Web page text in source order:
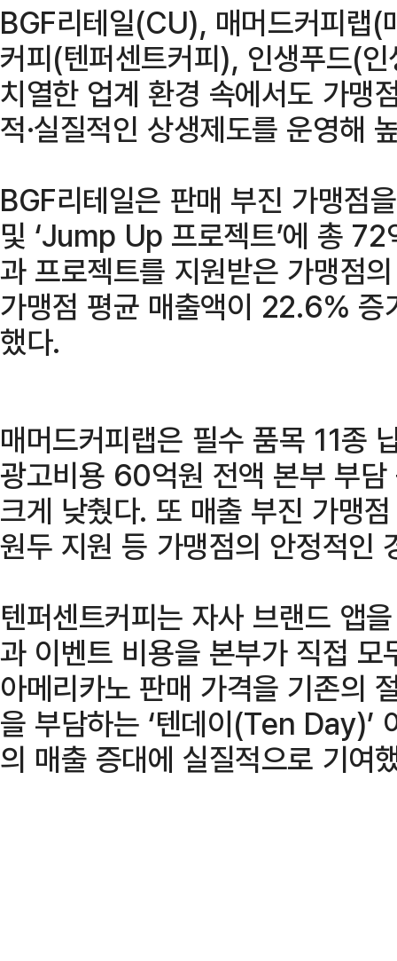
BGF리테일(CU), 매머드커피랩(
커피(텐퍼센트커피), 인생푸드(
치열한 업계 환경 속에서도 가맹
적·실질적인 상생제도를 운영해
BGF리테일은 판매 부진 가맹점
및 ‘Jump Up 프로젝트’에 총
과 프로젝트를 지원받은 가맹점
가맹점 평균 매출액이 22.6% 증
했다.
매머드커피랩은 필수 품목 11종
광고비용 60억원 전액 본부 부
크게 낮췄다. 또 매출 부진 가맹
원두 지원 등 가맹점의 안정적인
텐퍼센트커피는 자사 브랜드 앱
과 이벤트 비용을 본부가 직접
아메리카노 판매 가격을 기존의
을 부담하는 ‘텐데이(Ten Day)’
의 매출 증대에 실질적으로 기여